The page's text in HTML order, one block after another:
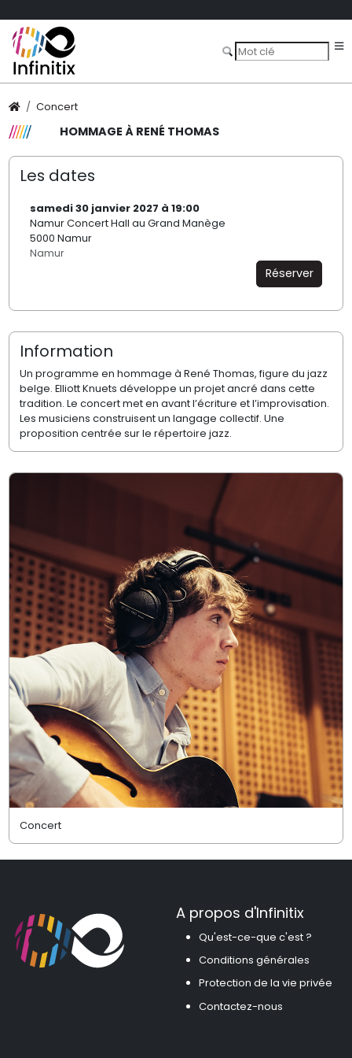
Concert
HOMMAGE À RENÉ THOMAS
Les dates
samedi 30 janvier 2027 à 19:00
Namur Concert Hall au Grand Manège
5000 Namur
Namur
Réserver
Information
Un programme en hommage à René Thomas, figure du jazz
belge. Elliott Knuets développe un projet ancré dans cette
tradition. Le concert met en avant l’écriture et l’improvisation.
Les musiciens construisent un langage collectif. Une
proposition centrée sur le répertoire jazz.
Concert
A propos d'Infinitix
Qu'est-ce-que c'est ?
Conditions générales
Protection de la vie privée
Contactez-nous